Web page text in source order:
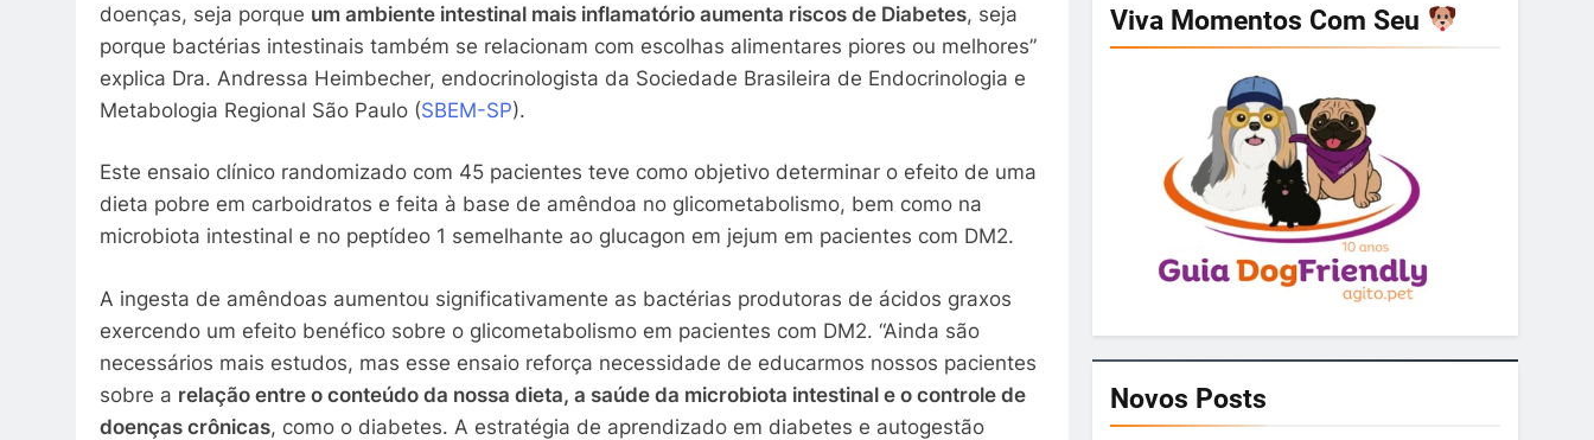
doenças, seja porque um ambiente intestinal mais inflamatório aumenta riscos de Diabetes, seja
porque bactérias intestinais também se relacionam com escolhas alimentares piores ou melhores”
explica Dra. Andressa Heimbecher, endocrinologista da Sociedade Brasileira de Endocrinologia e
Metabologia Regional São Paulo (SBEM-SP).
Este ensaio clínico randomizado com 45 pacientes teve como objetivo determinar o efeito de uma
dieta pobre em carboidratos e feita à base de amêndoa no glicometabolismo, bem como na
microbiota intestinal e no peptídeo 1 semelhante ao glucagon em jejum em pacientes com DM2.
A ingesta de amêndoas aumentou significativamente as bactérias produtoras de ácidos graxos
exercendo um efeito benéfico sobre o glicometabolismo em pacientes com DM2. “Ainda são
necessários mais estudos, mas esse ensaio reforça necessidade de educarmos nossos pacientes
sobre a relação entre o conteúdo da nossa dieta, a saúde da microbiota intestinal e o controle de
doenças crônicas, como o diabetes. A estratégia de aprendizado em diabetes e autogestão
Viva Momentos Com Seu
Novos Posts